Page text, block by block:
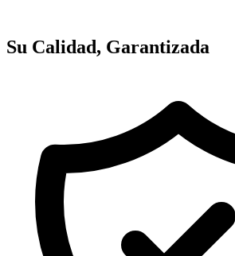
Su Calidad, Garantizada